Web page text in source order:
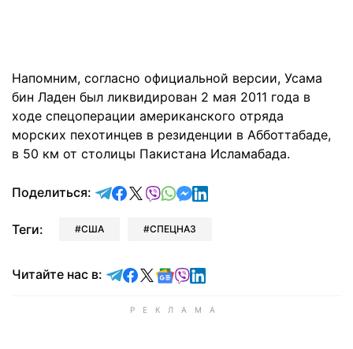
Напомним, согласно официальной версии, Усама
бин Ладен был ликвидирован 2 мая 2011 года в
ходе спецоперации американского отряда
морских пехотинцев в резиденции в Абботтабаде,
в 50 км от столицы Пакистана Исламабада.
Поделиться: отправить в Telegram
поделиться в Facebook
поделиться в X
отправить в Viber
отправить в Whatsapp
отправить в Messenger
отправить в LinkedIn
Теги: США СПЕЦНАЗ
Читайте нас в: Читайте в Telegram
Читайте в Facebook
Читайте в X
Читайте в Google news
Читайте в Viber
Читайте в LinkedIn